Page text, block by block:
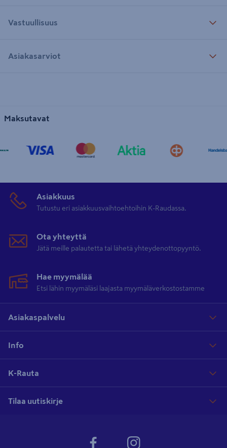
Vastuullisuus
Asiakasarviot
Maksutavat
Asiakkuus
Tutustu eri asiakkuusvaihtoehtoihin K-Raudassa.
Ota yhteyttä
Jätä meille palautetta tai lähetä yhteydenottopyyntö.
Hae myymälää
Etsi lähin myymäläsi laajasta myymäläverkostostamme
Asiakaspalvelu
Info
K-Rauta
Tilaa uutiskirje